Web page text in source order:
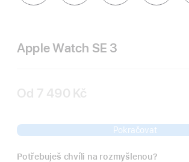
Apple Watch SE 3
Od 7 490 Kč
Pokračovat
Potřebuješ chvíli na rozmyšlenou?